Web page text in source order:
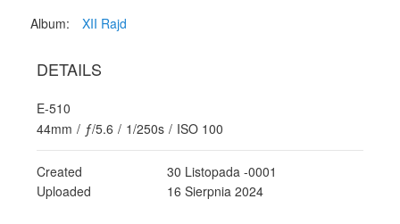
Album: XII Rajd
DETAILS
E-510
44mm / ƒ/5.6 / 1/250s / ISO 100
Created
30 Listopada -0001
Uploaded
16 Sierpnia 2024